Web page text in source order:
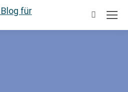
Suchen: